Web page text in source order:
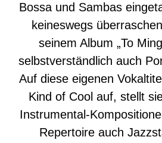
Bossa und Sambas
keineswegs
seinem Album „To
selbstverständlich auch
Auf diese eigenen
Kind of Cool auf, stellt
Instrumental-
Repertoire auch